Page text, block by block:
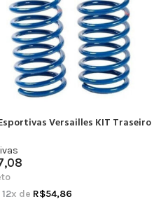
Versailles KIT Traseiro
12x de R$54,86